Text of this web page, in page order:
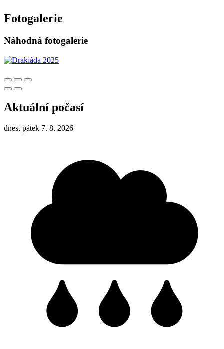
Fotogalerie
Náhodná fotogalerie
Aktuální počasí
dnes, pátek 7. 8. 2026